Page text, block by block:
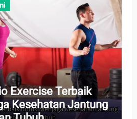
Exercise Terbaik
Kesehatan Jantung